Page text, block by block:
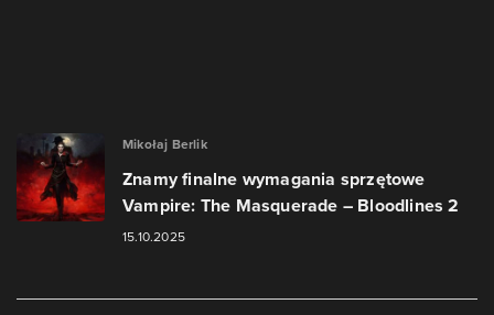
Mikołaj Berlik
Znamy finalne wymagania sprzętowe
Vampire: The Masquerade – Bloodlines 2
15.10.2025